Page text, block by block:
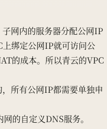
网内的服务器分配公网IP
绑定公网IP就可访问公
的成本。所以青云的VPC
所有公网IP都需要单独申
的自定义DNS服务。